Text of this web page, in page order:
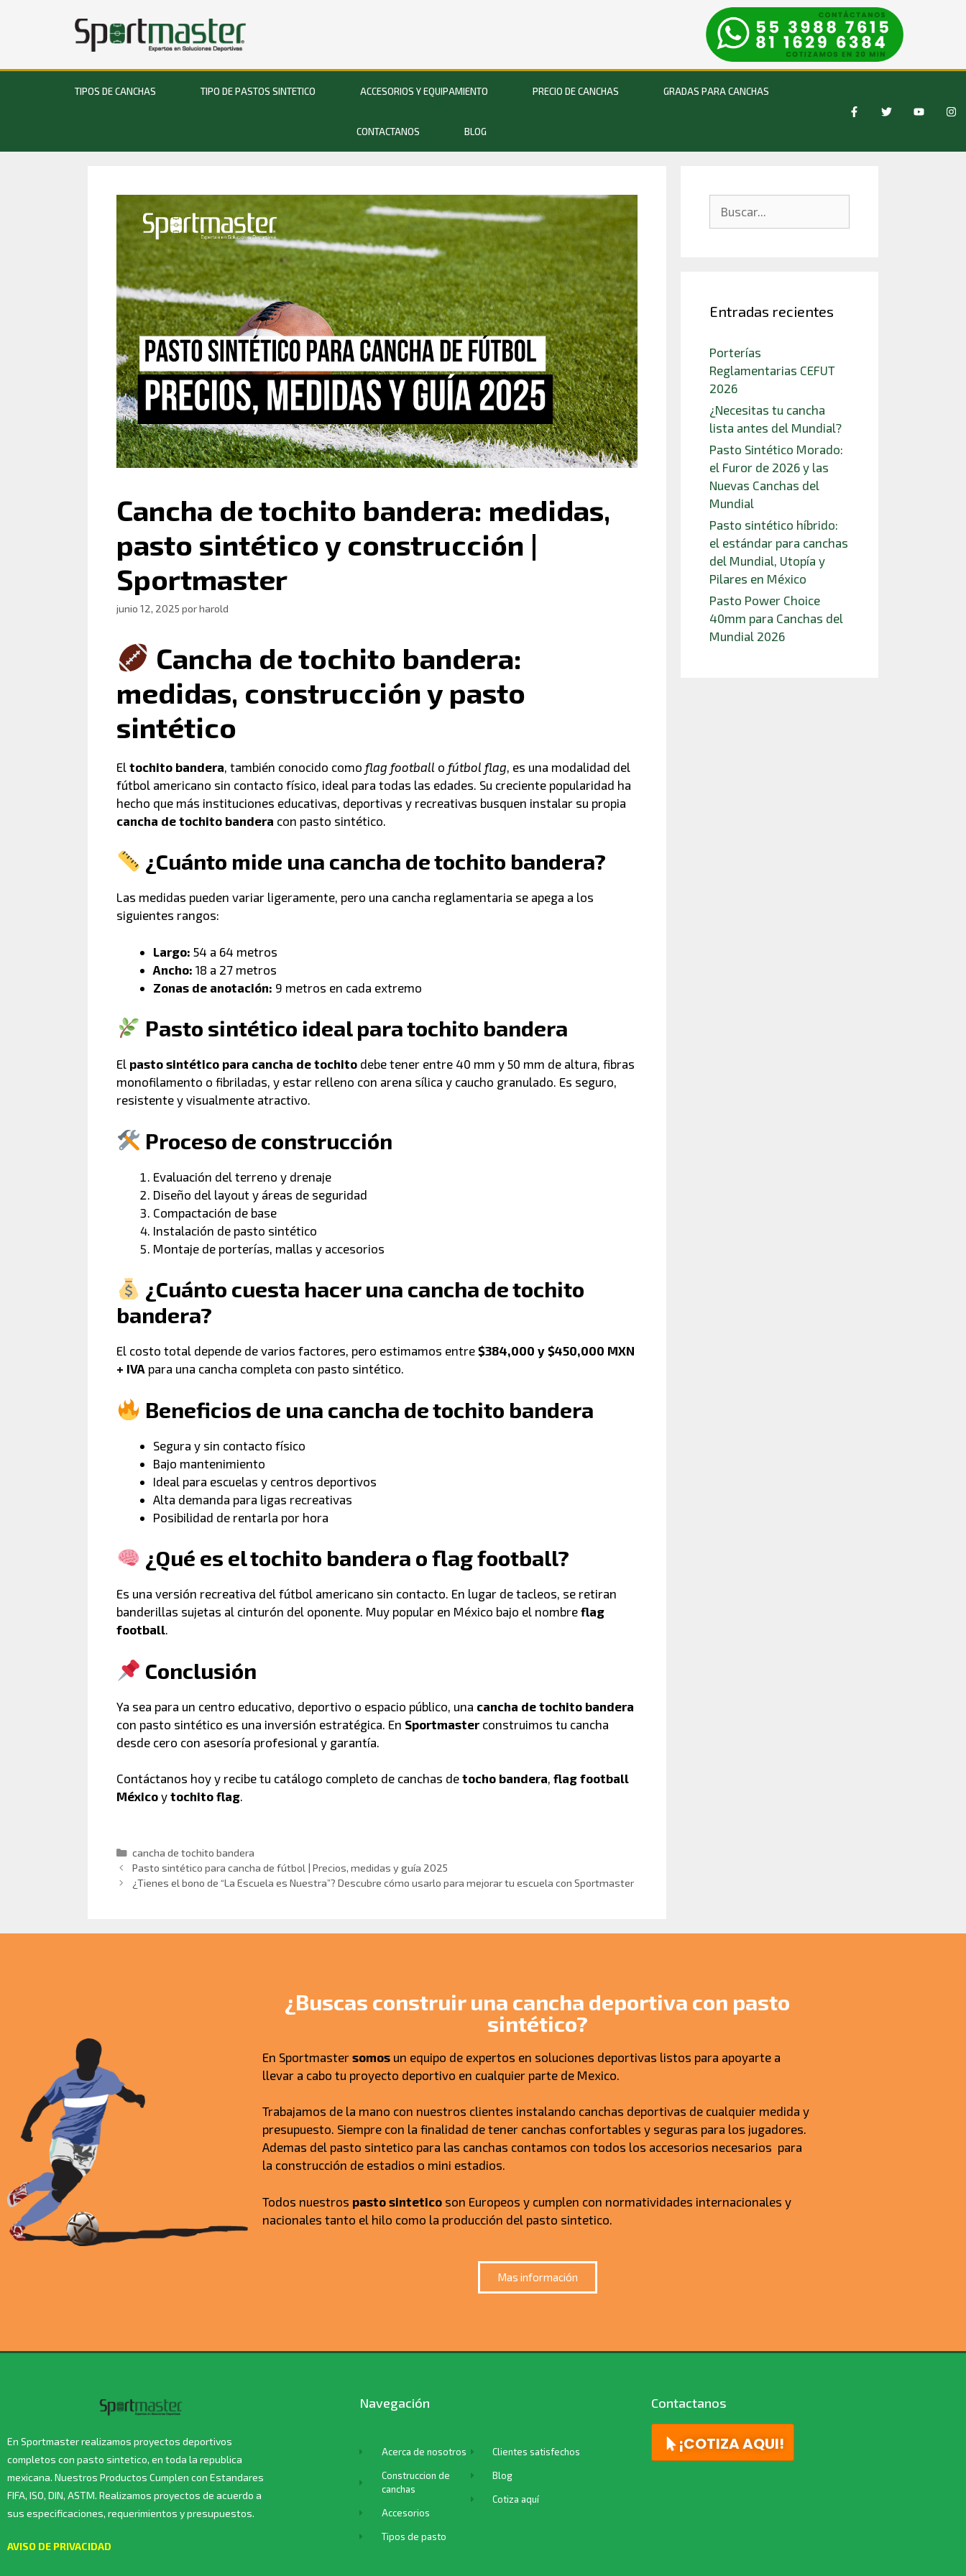
TIPOS DE CANCHAS TIPO DE PASTOS SINTETICO ACCESORIOS Y EQUIPAMIENTO PRECIO DE CANCHAS GRADAS PARA CANCHAS
CONTACTANOS BLOG
Cancha de tochito bandera: medidas,
pasto sintético y construcción |
Sportmaster
junio 12, 2025 porharold
Cancha de tochito bandera:
medidas, construcción y pasto
sintético
El tochito bandera , también conocido como flag football o fútbol flag , es una modalidad del
fútbol americano sin contacto físico, ideal para todas las edades. Su creciente popularidad ha
hecho que más instituciones educativas, deportivas y recreativas busquen instalar su propia
cancha de tochito bandera con pasto sintético.
¿Cuánto mide una cancha de tochito bandera?
Las medidas pueden variar ligeramente, pero una cancha reglamentaria se apega a los
siguientes rangos:
Largo: 54 a 64 metros
Ancho: 18 a 27 metros
Zonas de anotación: 9 metros en cada extremo
Pasto sintético ideal para tochito bandera
El pasto sintético para cancha de tochito debe tener entre 40 mm y 50 mm de altura, fibras
monofilamento o fibriladas, y estar relleno con arena sílica y caucho granulado. Es seguro,
resistente y visualmente atractivo.
Proceso de construcción
Evaluación del terreno y drenaje
Diseño del layout y áreas de seguridad
Compactación de base
Instalación de pasto sintético
Montaje de porterías, mallas y accesorios
¿Cuánto cuesta hacer una cancha de tochito
bandera?
El costo total depende de varios factores, pero estimamos entre $384,000 y $450,000 MXN
+ IVA para una cancha completa con pasto sintético.
Beneficios de una cancha de tochito bandera
Segura y sin contacto físico
Bajo mantenimiento
Ideal para escuelas y centros deportivos
Alta demanda para ligas recreativas
Posibilidad de rentarla por hora
¿Qué es el tochito bandera o flag football?
Es una versión recreativa del fútbol americano sin contacto. En lugar de tacleos, se retiran
banderillas sujetas al cinturón del oponente. Muy popular en México bajo el nombre flag
football.
Conclusión
Ya sea para un centro educativo, deportivo o espacio público, una cancha de tochito bandera
con pasto sintético es una inversión estratégica. En Sportmasterconstruimos tu cancha
desde cero con asesoría profesional y garantía.
Contáctanos hoy y recibe tu catálogo completo de canchas de tocho bandera, flag football
México y tochito flag.
cancha de tochito bandera
Pasto sintético para cancha de fútbol | Precios, medidas y guía 2025
¿Tienes el bono de “La Escuela es Nuestra”? Descubre cómo usarlo para mejorar tu escuela con Sportmaster
Entradas recientes
Porterías
Reglamentarias CEFUT
2026
¿Necesitas tu cancha
lista antes del Mundial?
Pasto Sintético Morado:
el Furor de 2026 y las
Nuevas Canchas del
Mundial
Pasto sintético híbrido:
el estándar para canchas
del Mundial, Utopía y
Pilares en México
Pasto Power Choice
40mm para Canchas del
Mundial 2026
¿Buscas construir una cancha deportiva con pasto
sintético?
En Sportmastersomos un equipo de expertos en soluciones deportivas listos para apoyarte a
llevar a cabo tu proyecto deportivo en cualquier parte de Mexico.
Trabajamos de la mano con nuestros clientes instalando canchas deportivas de cualquier medida y
presupuesto. Siempre con la finalidad de tener canchas confortables y seguras para los jugadores.
Ademas del pasto sintetico para las canchas contamos con todos los accesorios necesarios para
la construcción de estadios o mini estadios.
Todos nuestros pasto sintetico son Europeos y cumplen con normatividades internacionales y
nacionales tanto el hilo como la producción del pasto sintetico.
Mas información
En Sportmaster realizamos proyectos deportivos
completos con pasto sintetico, en toda la republica
mexicana. Nuestros Productos Cumplen con Estandares
FIFA, ISO, DIN, ASTM. Realizamos proyectos de acuerdo a
sus especificaciones, requerimientos y presupuestos.
AVISO DE PRIVACIDAD
Navegación
Acerca de nosotros
Construccion de
canchas
Accesorios
Tipos de pasto
Clientes satisfechos
Blog
Cotiza aquí
Contactanos
¡COTIZA AQUI!